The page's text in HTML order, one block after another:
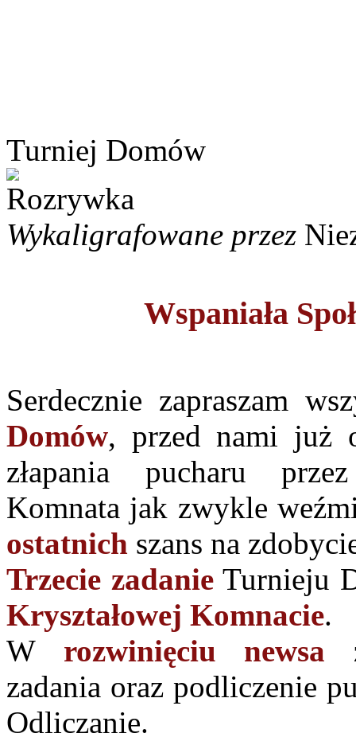
Turniej Domów
Wykaligrafowane przez
Wspaniała
Serdecznie zapraszam
Domów, przed nami już
złapania pucharu
Komnata jak zwykle
ostatnich szans na
Trzecie zadanieTurnieju
Kryształowej Komnacie.
W rozwinięciu newsa
zadania oraz podliczenie
Odliczanie.